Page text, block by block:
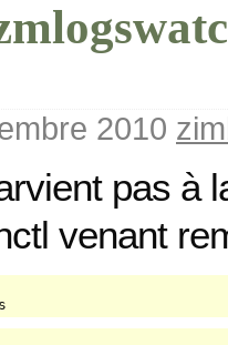
2010
pas à
venant